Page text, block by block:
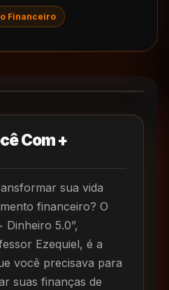
Com +
sua vida
financeiro? O
Dinheiro 5.0”,
Ezequiel, é a
você precisava para
suas finanças de
Financeiro